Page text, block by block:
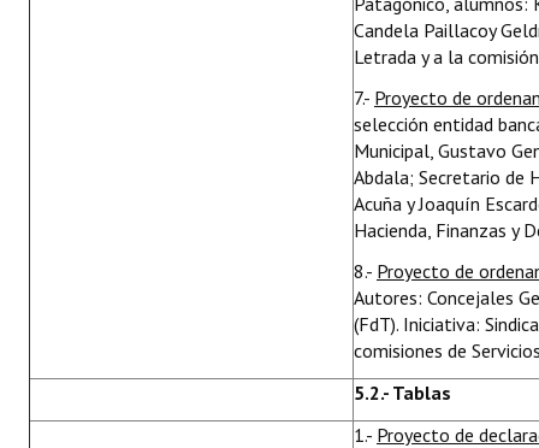
Candela Paillacoy
Letrada y a la
7.- Proyecto de
selección entidad
Municipal, Gustavo
Abdala; Secretario de
Acuña y Joaquín
Hacienda, Finanzas y
8.- Proyecto de
Autores: Concejales
(FdT). Iniciativa:
comisiones de
5.2.- Tablas
1.- Proyecto de